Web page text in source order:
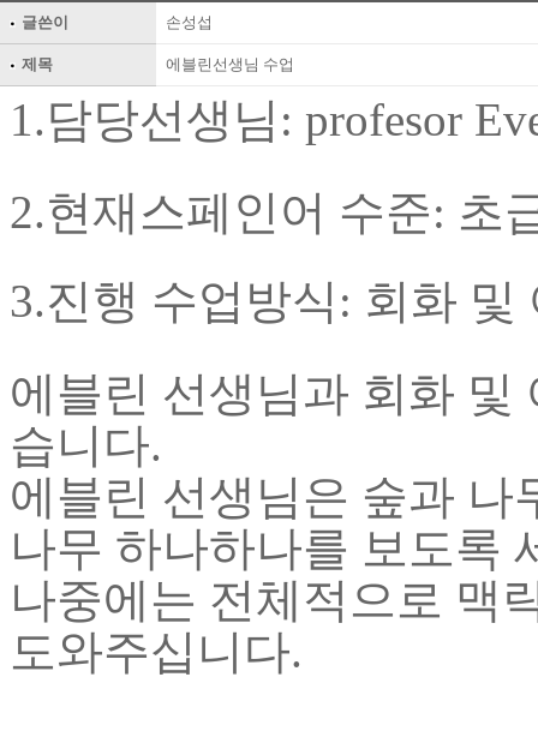
글쓴이 손성섭
제목 에블린선생님 수업
1.담당선생님 : profesor
2.현재스페인어 수준: 초
3.진행 수업방식 : 회화 및
에블린 선생님과 회화 및
습니다.
에블린 선생님은 숲과
나무 하나하나를 보도록
나중에는 전체적으로 맥
도와주십니다.